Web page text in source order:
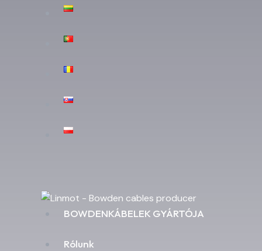
BOWDENKÁBELEK GYÁRTÓJA
Rólunk